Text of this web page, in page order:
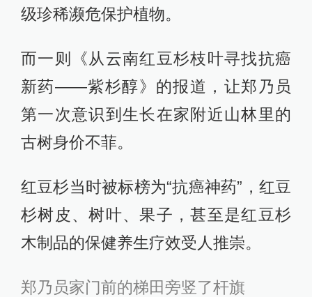
级珍稀濒危保护植物。
而一则《从云南红豆杉枝叶寻找抗癌
新药——紫杉醇》的报道，让郑乃员
第一次意识到生长在家附近山林里的
古树身价不菲。
红豆杉当时被标榜为“抗癌神药”，红豆
杉树皮、树叶、果子，甚至是红豆杉
木制品的保健养生疗效受人推崇。
郑乃员家门前的梯田旁竖了杆旗